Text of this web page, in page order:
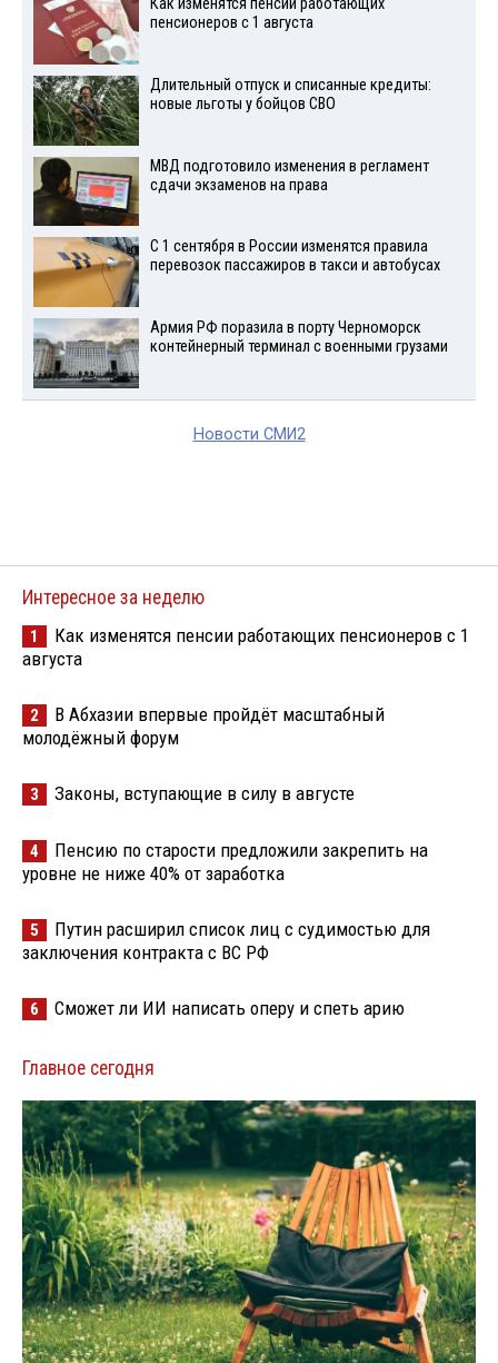
Как изменятся пенсии работающих
пенсионеров с 1 августа
Длительный отпуск и списанные кредиты:
новые льготы у бойцов СВО
МВД подготовило изменения в регламент
сдачи экзаменов на права
С 1 сентября в России изменятся правила
перевозок пассажиров в такси и автобусах
Армия РФ поразила в порту Черноморск
контейнерный терминал с военными грузами
Новости СМИ2
Интересное за неделю
1
Как изменятся пенсии работающих пенсионеров с 1
августа
2
В Абхазии впервые пройдёт масштабный
молодёжный форум
3 Законы, вступающие в силу в августе
4
Пенсию по старости предложили закрепить на
уровне не ниже 40% от заработка
5
Путин расширил список лиц с судимостью для
заключения контракта с ВС РФ
6 Сможет ли ИИ написать оперу и спеть арию
Главное сегодня